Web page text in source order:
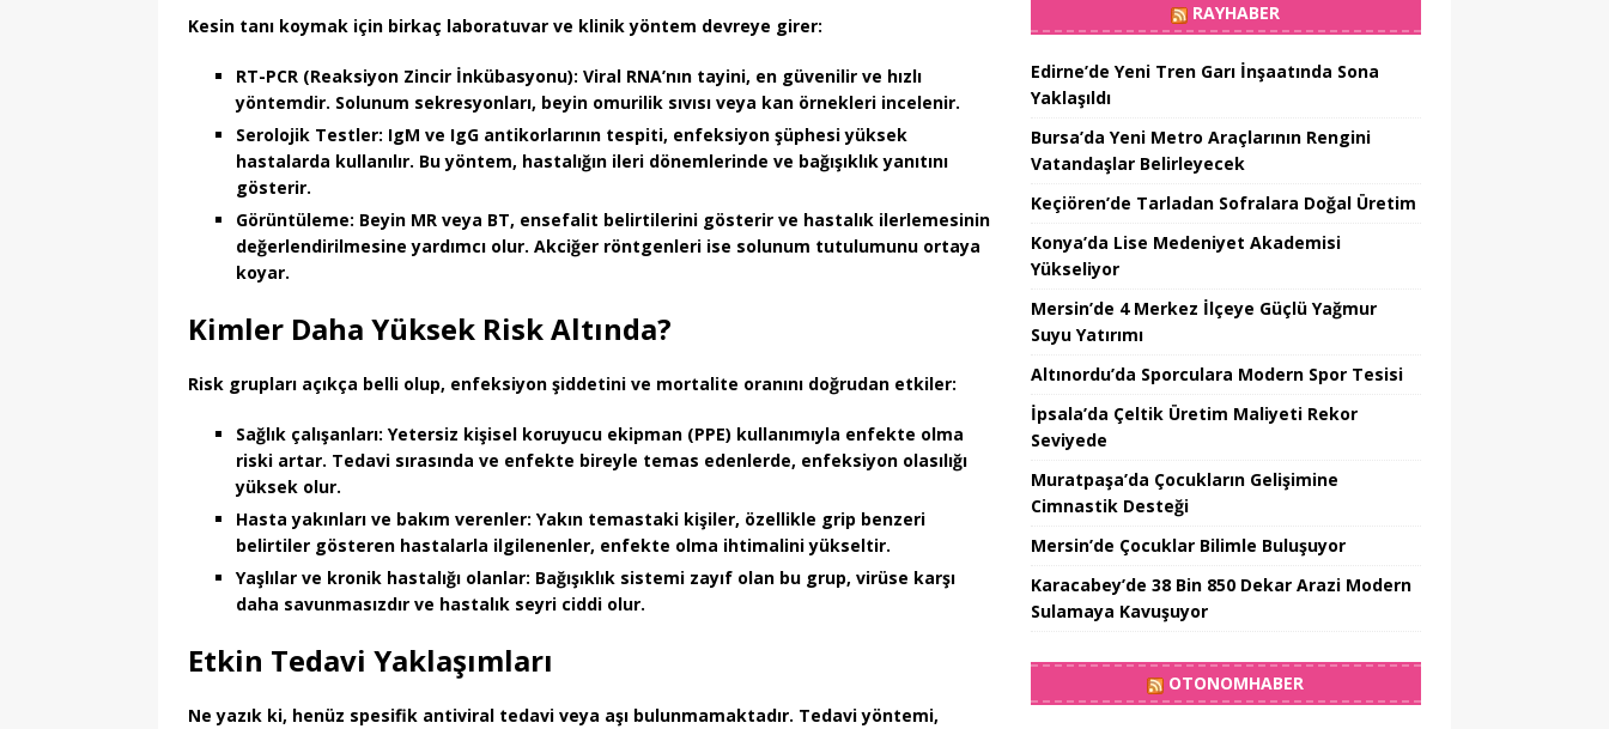
Kesin tanı koymak için birkaç laboratuvar ve klinik yöntem devreye girer:
RT-PCR (Reaksiyon Zincir İnkübasyonu): Viral RNA’nın tayini, en güvenilir ve hızlı
yöntemdir. Solunum sekresyonları, beyin omurilik sıvısı veya kan örnekleri incelenir.
Serolojik Testler: IgM ve IgG antikorlarının tespiti, enfeksiyon şüphesi yüksek
hastalarda kullanılır. Bu yöntem, hastalığın ileri dönemlerinde ve bağışıklık yanıtını
gösterir.
Görüntüleme: Beyin MR veya BT, ensefalit belirtilerini gösterir ve hastalık ilerlemesinin
değerlendirilmesine yardımcı olur. Akciğer röntgenleri ise solunum tutulumunu ortaya
koyar.
Kimler Daha Yüksek Risk Altında?
Risk grupları açıkça belli olup, enfeksiyon şiddetini ve mortalite oranını doğrudan etkiler:
Sağlık çalışanları: Yetersiz kişisel koruyucu ekipman (PPE) kullanımıyla enfekte olma
riski artar. Tedavi sırasında ve enfekte bireyle temas edenlerde, enfeksiyon olasılığı
yüksek olur.
Hasta yakınları ve bakım verenler: Yakın temastaki kişiler, özellikle grip benzeri
belirtiler gösteren hastalarla ilgilenenler, enfekte olma ihtimalini yükseltir.
Yaşlılar ve kronik hastalığı olanlar: Bağışıklık sistemi zayıf olan bu grup, virüse karşı
daha savunmasızdır ve hastalık seyri ciddi olur.
Etkin Tedavi Yaklaşımları
Ne yazık ki, henüz spesifik antiviral tedavi veya aşı bulunmamaktadır. Tedavi yöntemi,
RAYHABER
Edirne’de Yeni Tren Garı İnşaatında Sona
Yaklaşıldı
Bursa’da Yeni Metro Araçlarının Rengini
Vatandaşlar Belirleyecek
Keçiören’de Tarladan Sofralara Doğal Üretim
Konya’da Lise Medeniyet Akademisi
Yükseliyor
Mersin’de 4 Merkez İlçeye Güçlü Yağmur
Suyu Yatırımı
Altınordu’da Sporculara Modern Spor Tesisi
İpsala’da Çeltik Üretim Maliyeti Rekor
Seviyede
Muratpaşa’da Çocukların Gelişimine
Cimnastik Desteği
Mersin’de Çocuklar Bilimle Buluşuyor
Karacabey’de 38 Bin 850 Dekar Arazi Modern
Sulamaya Kavuşuyor
OTONOMHABER